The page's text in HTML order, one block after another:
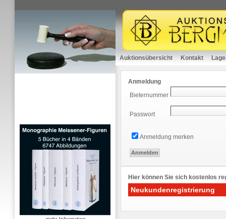
Auktionsübersicht Kontakt
Anmeldung
Bieternummer
Passwort
Anmeldung merken
Hier können Sie sich kostenlos
Neukundenregistrierung